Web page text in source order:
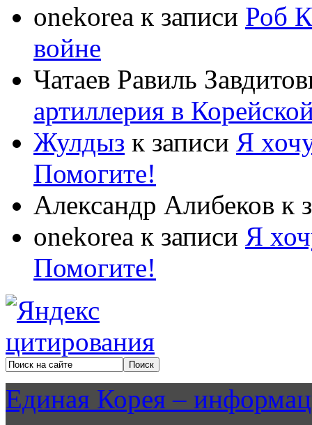
onekorea к записи Роб
войне
Чатаев Равиль
артиллерия в
Жулдыз к записи Я
Помогите!
Александр Алибеков к
onekorea к записи Я
Помогите!
Единая Корея –